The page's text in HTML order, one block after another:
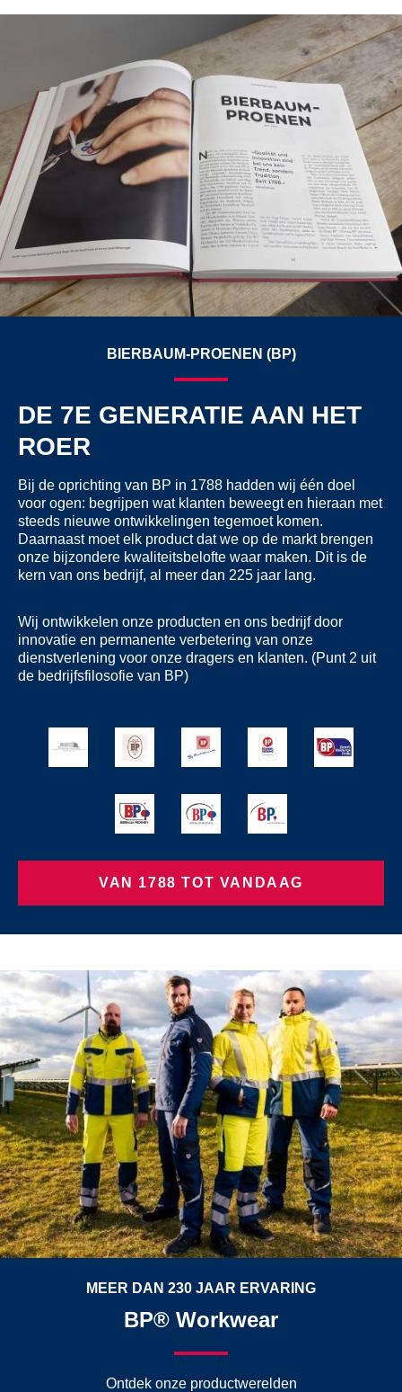
BIERBAUM-PROENEN (BP)
DE 7E GENERATIE AAN HET
ROER
Bij de oprichting van BP in 1788 hadden wij één doel
voor ogen: begrijpen wat klanten beweegt en hieraan met
steeds nieuwe ontwikkelingen tegemoet komen.
Daarnaast moet elk product dat we op de markt brengen
onze bijzondere kwaliteitsbelofte waar maken. Dit is de
kern van ons bedrijf, al meer dan 225 jaar lang.
Wij ontwikkelen onze producten en ons bedrijf door
innovatie en permanente verbetering van onze
dienstverlening voor onze dragers en klanten. (Punt 2 uit
de bedrijfsfilosofie van BP)
VAN 1788 TOT VANDAAG
MEER DAN 230 JAAR ERVARING
BP® Workwear
Ontdek onze productwerelden